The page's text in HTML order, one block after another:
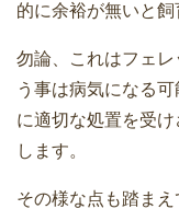
的に余裕が無いと飼
勿論、これはフェ
う事は病気になる
に適切な処置を受
します。
その様な点も踏まえ